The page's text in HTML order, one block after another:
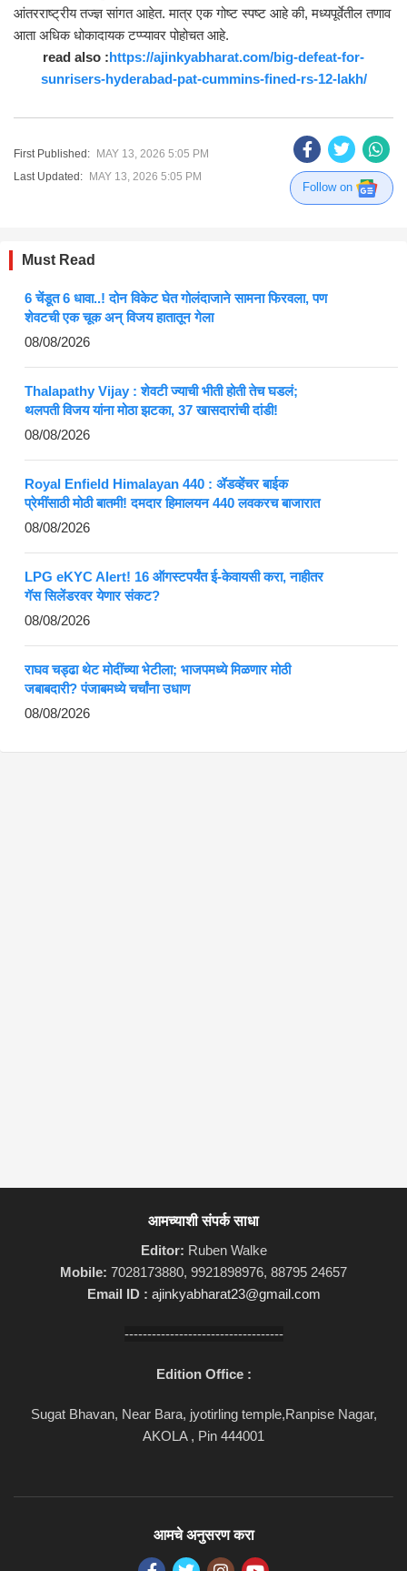
आंतरराष्ट्रीय तज्ज्ञ सांगत आहेत. मात्र एक गोष्ट स्पष्ट आहे की, मध्यपूर्वेतील तणाव
आता अधिक धोकादायक टप्प्यावर पोहोचत आहे.
read also :https://ajinkyabharat.com/big-defeat-for-
sunrisers-hyderabad-pat-cummins-fined-rs-12-lakh/
First Published: MAY 13, 2026 5:05 PM
Last Updated: MAY 13, 2026 5:05 PM
Follow on
Must Read
6 चेंडूत 6 धावा..! दोन विकेट घेत गोलंदाजाने सामना फिरवला, पण
शेवटची एक चूक अन् विजय हातातून गेला
08/08/2026
Thalapathy Vijay : शेवटी ज्याची भीती होती तेच घडलं;
थलपती विजय यांना मोठा झटका, 37 खासदारांची दांडी!
08/08/2026
Royal Enfield Himalayan 440 : ॲडव्हेंचर बाईक
प्रेमींसाठी मोठी बातमी! दमदार हिमालयन 440 लवकरच बाजारात
08/08/2026
LPG eKYC Alert! 16 ऑगस्टपर्यंत ई-केवायसी करा, नाहीतर
गॅस सिलेंडरवर येणार संकट?
08/08/2026
राघव चड्ढा थेट मोदींच्या भेटीला; भाजपमध्ये मिळणार मोठी
जबाबदारी? पंजाबमध्ये चर्चांना उधाण
08/08/2026
आमच्याशी संपर्क साधा
Editor: Ruben Walke
Mobile: 7028173880, 9921898976, 88795 24657
Email ID : ajinkyabharat23@gmail.com
-----------------------------------
Edition Office :
Sugat Bhavan, Near Bara, jyotirling temple,Ranpise Nagar,
AKOLA , Pin 444001
आमचे अनुसरण करा